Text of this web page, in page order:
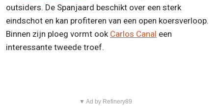
outsiders. De Spanjaard beschikt over een sterk
eindschot en kan profiteren van een open koersverloop.
Binnen zijn ploeg vormt ook Carlos Canal een
interessante tweede troef.
▼ Ad by Refinery89